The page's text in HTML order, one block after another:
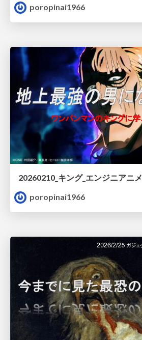
poropinai1966
20260210_キング_エンジニアニメ
poropinai1966